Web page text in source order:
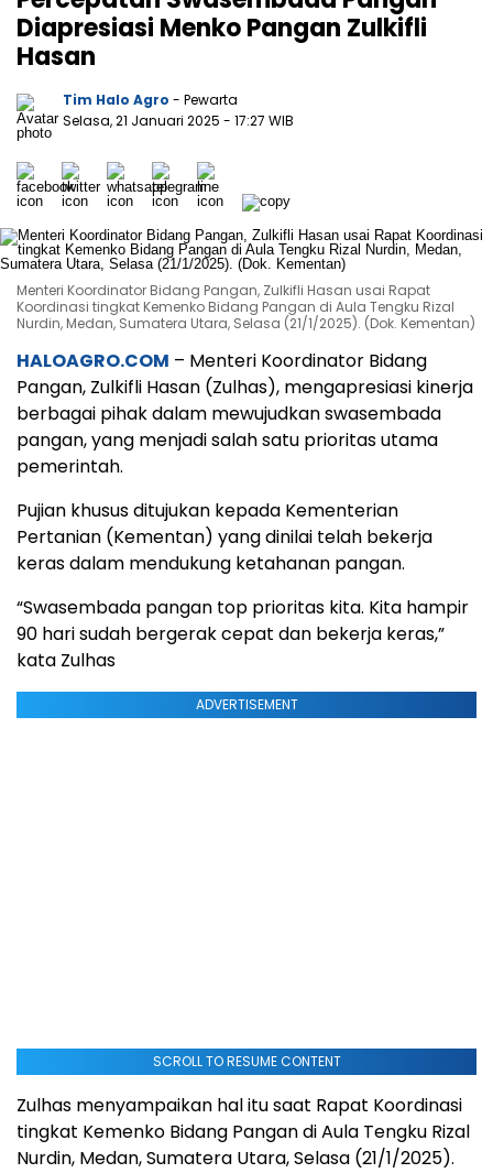
Diapresiasi Menko Pangan Zulkifli
Hasan
Tim Halo Agro - Pewarta
Selasa, 21 Januari 2025 - 17:27 WIB
Menteri Koordinator Bidang Pangan, Zulkifli Hasan usai Rapat
Koordinasi tingkat Kemenko Bidang Pangan di Aula Tengku Rizal
Nurdin, Medan, Sumatera Utara, Selasa (21/1/2025). (Dok. Kementan)
HALOAGRO.COM – Menteri Koordinator Bidang
Pangan, Zulkifli Hasan (Zulhas), mengapresiasi kinerja
berbagai pihak dalam mewujudkan swasembada
pangan, yang menjadi salah satu prioritas utama
pemerintah.
Pujian khusus ditujukan kepada Kementerian
Pertanian (Kementan) yang dinilai telah bekerja
keras dalam mendukung ketahanan pangan.
“Swasembada pangan top prioritas kita. Kita hampir
90 hari sudah bergerak cepat dan bekerja keras,”
kata Zulhas
ADVERTISEMENT
SCROLL TO RESUME CONTENT
Zulhas menyampaikan hal itu saat Rapat Koordinasi
tingkat Kemenko Bidang Pangan di Aula Tengku Rizal
Nurdin, Medan, Sumatera Utara, Selasa (21/1/2025).